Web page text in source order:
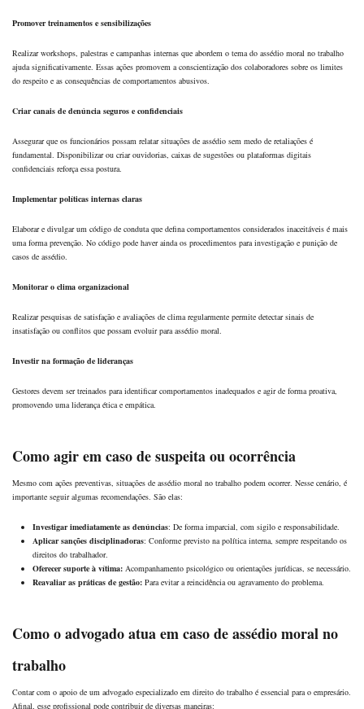
Promover treinamentos e sensibilizações
Realizar workshops, palestras e campanhas internas que abordem o tema do assédio moral no trabalho
ajuda significativamente. Essas ações promovem a conscientização dos colaboradores sobre os limites
do respeito e as consequências de comportamentos abusivos.
Criar canais de denúncia seguros e confidenciais
Assegurar que os funcionários possam relatar situações de assédio sem medo de retaliações é
fundamental. Disponibilizar ou criar ouvidorias, caixas de sugestões ou plataformas digitais
confidenciais reforça essa postura.
Implementar políticas internas claras
Elaborar e divulgar um código de conduta que defina comportamentos considerados inaceitáveis é mais
uma forma prevenção. No código pode haver ainda os procedimentos para investigação e punição de
casos de assédio.
Monitorar o clima organizacional
Realizar pesquisas de satisfação e avaliações de clima regularmente permite detectar sinais de
insatisfação ou conflitos que possam evoluir para assédio moral.
Investir na formação de lideranças
Gestores devem ser treinados para identificar comportamentos inadequados e agir de forma proativa,
promovendo uma liderança ética e empática.
Como agir em caso de suspeita ou ocorrência
Mesmo com ações preventivas, situações de assédio moral no trabalho podem ocorrer. Nesse cenário, é
importante seguir algumas recomendações. São elas:
Investigar imediatamente as denúncias: De forma imparcial, com sigilo e responsabilidade.
Aplicar sanções disciplinadoras: Conforme previsto na política interna, sempre respeitando os
direitos do trabalhador.
Oferecer suporte à vítima: Acompanhamento psicológico ou orientações jurídicas, se necessário.
Reavaliar as práticas de gestão: Para evitar a reincidência ou agravamento do problema.
Como o advogado atua em caso de assédio moral no
trabalho
Contar com o apoio de um advogado especializado em direito do trabalho é essencial para o empresário.
Afinal, esse profissional pode contribuir de diversas maneiras: